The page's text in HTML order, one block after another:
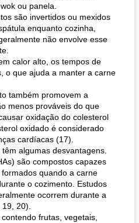
ou panela.
são invertidos ou mexidos
enquanto cozinha,
não envolve esse
calor alto, os tempos de
o que ajuda a manter a carne
também promovem a
menos prováveis ​​do que
oxidação do colesterol
oxidado é considerado
cardíacas (17).
algumas desvantagens.
são compostos capazes
quando a carne
o cozimento. Estudos
ocorrem durante a
20).
frutas, vegetais,